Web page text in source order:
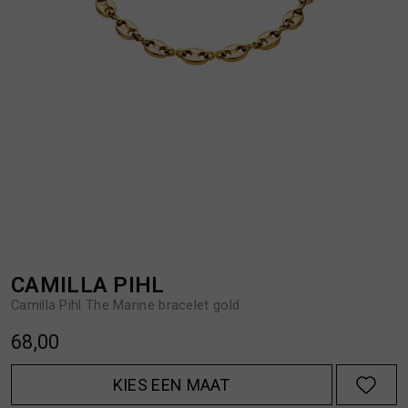
CAMILLA PIHL
Camilla Pihl The Marine bracelet gold
68,00
KIES EEN MAAT